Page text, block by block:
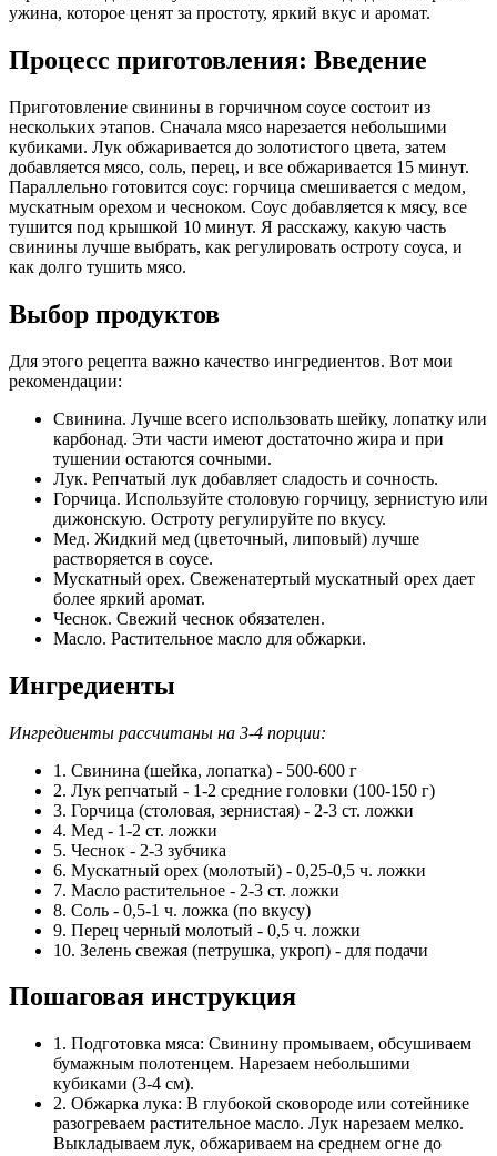
ужина, которое ценят за простоту, яркий вкус и аромат.
Процесс приготовления: Введение
Приготовление свинины в горчичном соусе состоит из
нескольких этапов. Сначала мясо нарезается небольшими
кубиками. Лук обжаривается до золотистого цвета, затем
добавляется мясо, соль, перец, и все обжаривается 15 минут.
Параллельно готовится соус: горчица смешивается с медом,
мускатным орехом и чесноком. Соус добавляется к мясу, все
тушится под крышкой 10 минут. Я расскажу, какую часть
свинины лучше выбрать, как регулировать остроту соуса, и
как долго тушить мясо.
Выбор продуктов
Для этого рецепта важно качество ингредиентов. Вот мои
рекомендации:
Свинина. Лучше всего использовать шейку, лопатку или
карбонад. Эти части имеют достаточно жира и при
тушении остаются сочными.
Лук. Репчатый лук добавляет сладость и сочность.
Горчица. Используйте столовую горчицу, зернистую или
дижонскую. Остроту регулируйте по вкусу.
Мед. Жидкий мед (цветочный, липовый) лучше
растворяется в соусе.
Мускатный орех. Свеженатертый мускатный орех дает
более яркий аромат.
Чеснок. Свежий чеснок обязателен.
Масло. Растительное масло для обжарки.
Ингредиенты
Ингредиенты рассчитаны на 3-4 порции:
1. Свинина (шейка, лопатка) - 500-600 г
2. Лук репчатый - 1-2 средние головки (100-150 г)
3. Горчица (столовая, зернистая) - 2-3 ст. ложки
4. Мед - 1-2 ст. ложки
5. Чеснок - 2-3 зубчика
6. Мускатный орех (молотый) - 0,25-0,5 ч. ложки
7. Масло растительное - 2-3 ст. ложки
8. Соль - 0,5-1 ч. ложка (по вкусу)
9. Перец черный молотый - 0,5 ч. ложки
10. Зелень свежая (петрушка, укроп) - для подачи
Пошаговая инструкция
1. Подготовка мяса: Свинину промываем, обсушиваем
бумажным полотенцем. Нарезаем небольшими
кубиками (3-4 см).
2. Обжарка лука: В глубокой сковороде или сотейнике
разогреваем растительное масло. Лук нарезаем мелко.
Выкладываем лук, обжариваем на среднем огне до